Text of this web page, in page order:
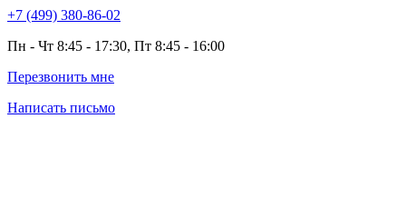
+7 (499) 380-86-02
Пн - Чт 8:45 - 17:30, Пт 8:45 - 16:00
Перезвонить мне
Написать письмо